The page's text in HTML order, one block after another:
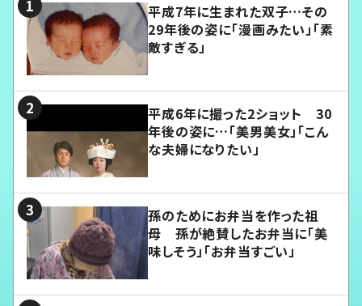
平成7年に生まれた双子…その
29年後の姿に「漫画みたい」「素
敵すぎる」
平成6年に撮った2ショット 30
年後の姿に…「美男美女」「こん
な夫婦になりたい」
孫のためにお弁当を作った祖
母 孫が絶賛したお弁当に「美
味しそう」「お弁当すごい」